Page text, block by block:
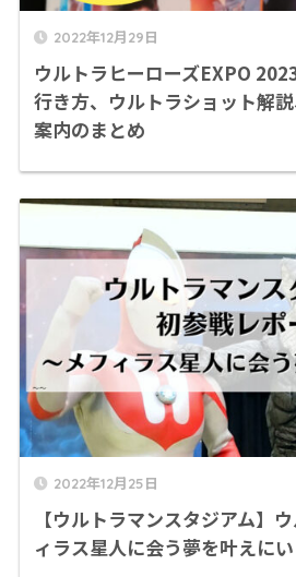
2022年12月29日
ウルトラヒーローズEXPO
行き方、ウルトラショット解
案内のまとめ
2022年12月25日
【ウルトラマンスタジアム】
ィラス星人に会う夢を叶えにい